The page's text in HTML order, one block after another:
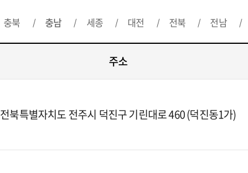
충북 충남 세종 대전 전북 전남
주소
전북특별자치도 전주시 덕진구 기린대로 460 (덕진동1가)